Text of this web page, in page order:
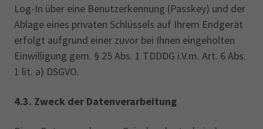
Log-In über eine Benutzerkennung (Passkey) und der
Ablage eines privaten Schlüssels auf Ihrem Endgerät
erfolgt aufgrund einer zuvor bei Ihnen eingeholten
Einwilligung gem. § 25 Abs. 1 TDDDG i.V.m. Art. 6 Abs.
1 lit. a) DSGVO.
4.3. Zweck der Datenverarbeitung